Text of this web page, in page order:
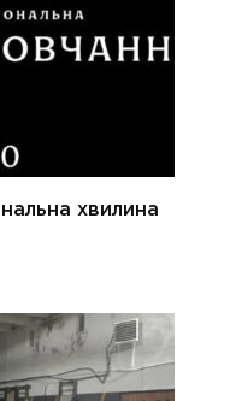
хвилина